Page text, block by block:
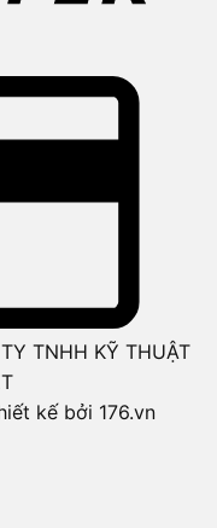
TNHH KỸ THUẬT
kế bởi 176.vn